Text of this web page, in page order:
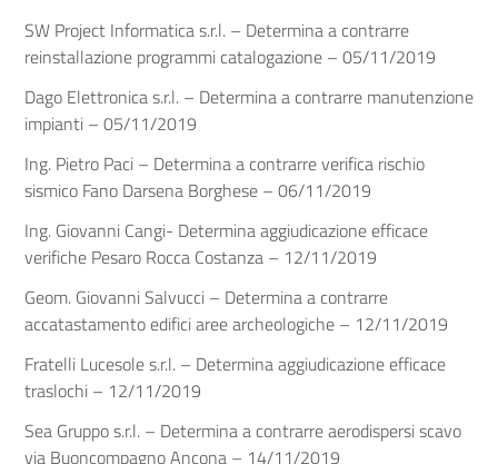
SW Project Informatica s.r.l. – Determina a contrarre
reinstallazione programmi catalogazione – 05/11/2019
Dago Elettronica s.r.l. – Determina a contrarre manutenzione
impianti – 05/11/2019
Ing. Pietro Paci – Determina a contrarre verifica rischio
sismico Fano Darsena Borghese – 06/11/2019
Ing. Giovanni Cangi- Determina aggiudicazione efficace
verifiche Pesaro Rocca Costanza – 12/11/2019
Geom. Giovanni Salvucci – Determina a contrarre
accatastamento edifici aree archeologiche – 12/11/2019
Fratelli Lucesole s.r.l. – Determina aggiudicazione efficace
traslochi – 12/11/2019
Sea Gruppo s.r.l. – Determina a contrarre aerodispersi scavo
via Buoncompagno Ancona – 14/11/2019